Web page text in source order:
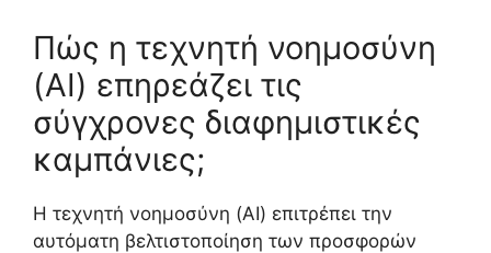
Πώς η τεχνητή νοημοσύνη
(AI) επηρεάζει τις
σύγχρονες διαφημιστικές
καμπάνιες;
Η τεχνητή νοημοσύνη (AI) επιτρέπει την
αυτόματη βελτιστοποίηση των προσφορών